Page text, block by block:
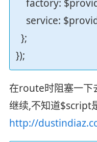
factory:
service:
};
});
在route时阻塞一下
继续,不知道$script
http://